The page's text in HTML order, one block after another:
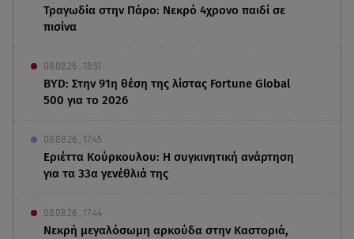
Τραγωδία στην Πάρο: Νεκρό 4χρονο παιδί σε
πισίνα
08.08.26 , 18:51
BYD: Στην 91η θέση της λίστας Fortune Global
500 για το 2026
08.08.26 , 17:45
Εριέττα Κούρκουλου: Η συγκινητική ανάρτηση
για τα 33α γενέθλιά της
08.08.26 , 17:44
Νεκρή μεγαλόσωμη αρκούδα στην Καστοριά,